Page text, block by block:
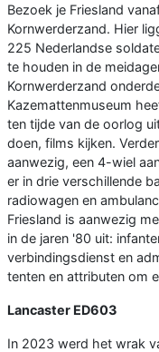
Bezoek je Friesland
Kornwerderzand. Hier
225 Nederlandse
te houden in de
Kornwerderzand
Kazemattenmuseum
ten tijde van de oorlog
doen, films kijken.
aanwezig, een 4-wiel
er in drie verschillende
radiowagen en
Friesland is aanwezig
in de jaren '80 uit:
verbindingsdienst en
tenten en attributen om
Lancaster ED603
In 2023 werd het wrak